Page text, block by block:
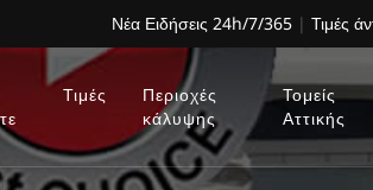
Νέα Ειδήσεις 24h/7/365 | Τιμές
Τιμές
Περιοχές
κάλυψης
Τομείς
Αττικής